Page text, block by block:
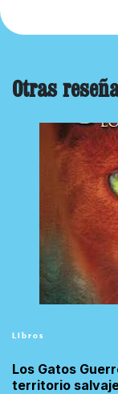
Otras
Libros
Los Gatos
territorio